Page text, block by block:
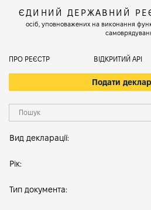
ЄДИНИЙ ДЕРЖАВНИЙ
осіб, уповноважених на виконання
ПРО РЕЄСТР ВІДКРИТИЙ АРІ
Подати
Вид декларації:
Рік:
Тип документа: